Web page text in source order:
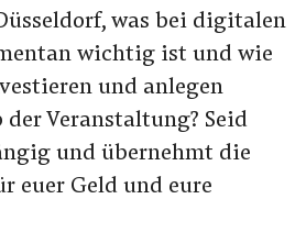
was bei digitalen
wichtig ist und wie
und anlegen
Veranstaltung? Seid
und übernehmt die
euer Geld und eure